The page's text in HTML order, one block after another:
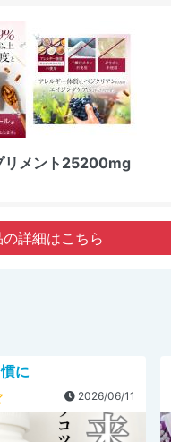
リメント25200mg
詳細はこちら
に
2026/06/11